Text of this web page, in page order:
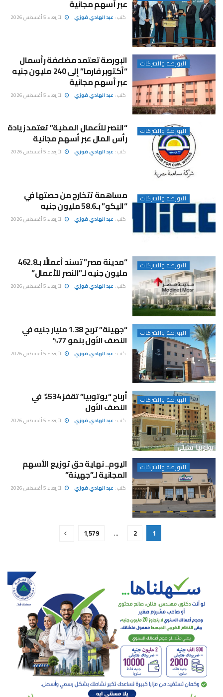
عبر أسهم مجانية
كتب : عبد الهادي فوزي الأربعاء 5 أغسطس 2026
البورصة والشركات البورصة تعتمد مضاعفة رأسمال
“أكتوبر فارما” إلى 240 مليون جنيه
عبر أسهم مجانية
كتب : عبد الهادي فوزي الأربعاء 5 أغسطس 2026
البورصة والشركات “النصر للأعمال المدنية” تعتمد زيادة
رأس المال عبر أسهم مجانية
كتب : عبد الهادي فوزي الأربعاء 5 أغسطس 2026
البورصة والشركات مساهمة تتخارج من حصتها في
“اليكو” بـ58.6 مليون جنيه
كتب : عبد الهادي فوزي الأربعاء 5 أغسطس 2026
البورصة والشركات “مدينة مصر” تسند أعمالًا بـ462.8
مليون جنيه لـ”النصر للأعمال”
كتب : عبد الهادي فوزي الأربعاء 5 أغسطس 2026
البورصة والشركات “جهينة” تربح 1.38 مليار جنيه في
النصف الأول بنمو 77%
كتب : عبد الهادي فوزي الأربعاء 5 أغسطس 2026
البورصة والشركات أرباح “يوتوبيا” تقفز 534% في
النصف الأول
كتب : عبد الهادي فوزي الأربعاء 5 أغسطس 2026
البورصة والشركات اليوم.. نهاية حق توزيع الأسهم
المجانية لـ”جهينة”
كتب : عبد الهادي فوزي الأربعاء 5 أغسطس 2026
1
2
… 1٬579